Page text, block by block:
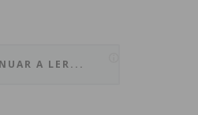
nestas eleições
A LER...